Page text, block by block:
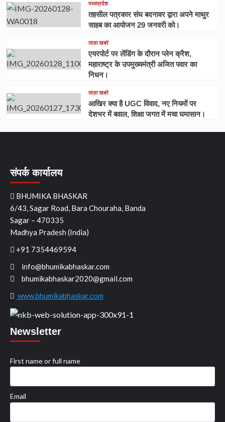
मध्यप्रदेश
तहसील पत्रकार संघ बदनावर द्वारा अपने माथुर
साहब का आयोजन 29 जनवरी को।
ताज़ा खबरे
एयरपोर्ट पर लेंडिंग के दौरान प्लेन क्रैश,
महाराष्ट्र के उपमुख्यमंत्री अजित पवार का
निधन।
ताज़ा खबरे
आखिर क्या है UGC विवाद, नए नियमों पर
देशभर में बवाल, शिक्षा जगत में मचा घमासान।
संपर्क कार्यालय
BHUMIKA BHASKAR
6/43, Sagar Road, Bara Chouraha, Banda
Sagar – 470335
Madhya Pradesh (India)
+91 7354469594
info@bhumikabhaskar.com
bhumikabhaskar2020@gmail.com
www.bhumikabhaskar.com
Newsletter
First name or full name
Email